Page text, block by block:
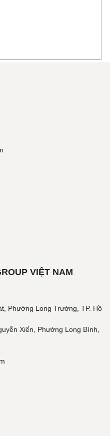
VIỆT NAM
Phường Long Trường, TP. Hồ
Xiển, Phường Long Bình,